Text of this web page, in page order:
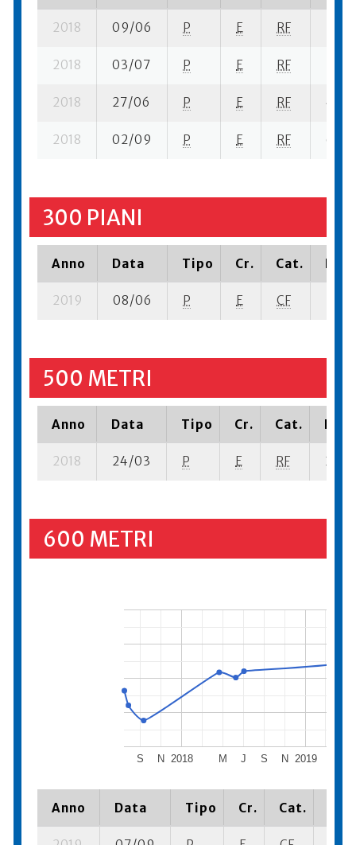
2018 09/06 P E RF
2018 03/07 P E RF
2018 27/06 P E RF 4 su-
2018 02/09 P E RF 6 su-
300 PIANI
Anno Data Tipo Cr. Cat.
2019 08/06 P E CF
500 METRI
Anno Data Tipo Cr. Cat.
2018 24/03 P E RF 2 su-
600 METRI
2018 2019
S N M J S N
Anno Data Tipo Cr. Cat.